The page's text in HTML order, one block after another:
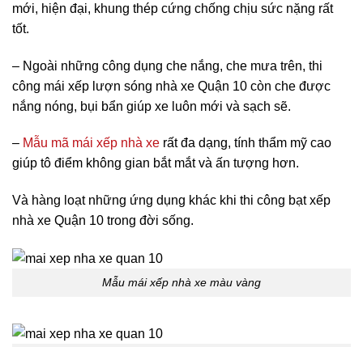
mới, hiện đại, khung thép cứng chống chịu sức nặng rất
tốt.
– Ngoài những công dụng che nắng, che mưa trên, thi
công mái xếp lượn sóng nhà xe Quận 10 còn che được
nắng nóng, bụi bẩn giúp xe luôn mới và sạch sẽ.
– Mẫu mã mái xếp nhà xe rất đa dạng, tính thẩm mỹ cao
giúp tô điểm không gian bắt mắt và ấn tượng hơn.
Và hàng loạt những ứng dụng khác khi thi công bạt xếp
nhà xe Quận 10 trong đời sống.
Mẫu mái xếp nhà xe màu vàng